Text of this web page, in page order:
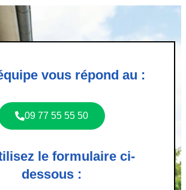
vous répond au :
09 77 55 55 50
le formulaire ci-
dessous :